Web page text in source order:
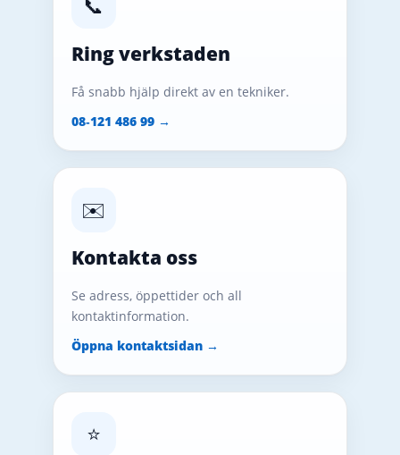
Ring verkstaden
Få snabb hjälp direkt av en tekniker.
08‑121 486 99 →
✉️
Kontakta oss
Se adress, öppettider och all
kontaktinformation.
Öppna kontaktsidan →
⭐